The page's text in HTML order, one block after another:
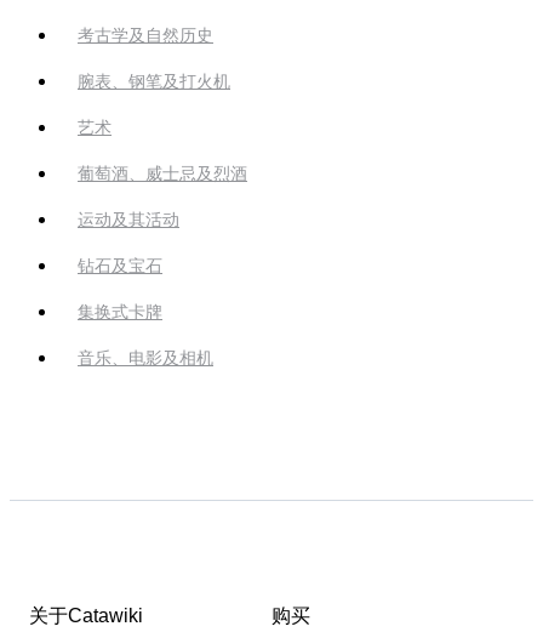
考古学及自然历史
腕表、钢笔及打火机
艺术
葡萄酒、威士忌及烈酒
运动及其活动
钻石及宝石
集换式卡牌
音乐、电影及相机
关于Catawiki 购买